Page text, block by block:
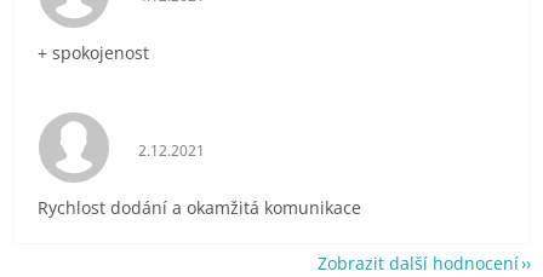
+ spokojenost
Hodnocení obchodu je 5 z 5 hvězdiček.
2.12.2021
Rychlost dodání a okamžitá komunikace
Zobrazit další hodnocení